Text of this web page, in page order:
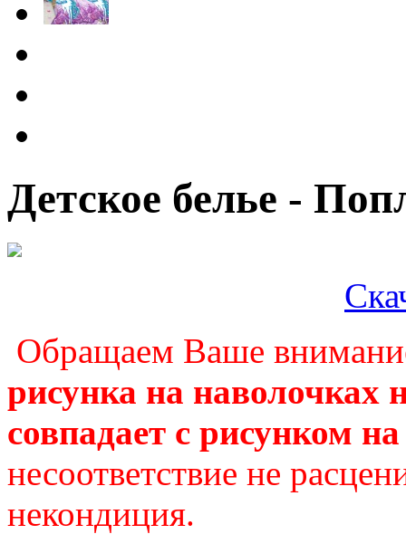
Детское белье -
Обращаем Ваше
рисунка на наволочках
совпадает с рисунком
несоответствие не
некондиция.